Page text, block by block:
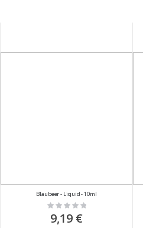
Blaubeer - Liquid - 10ml
Rating:
0%
9,19 €